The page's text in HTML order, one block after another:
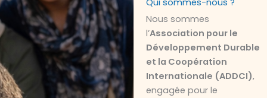
Qui sommes-nous ?
Nous sommes
l’Association pour le
Développement Durable
et la Coopération
Internationale (ADDCI),
engagée pour le